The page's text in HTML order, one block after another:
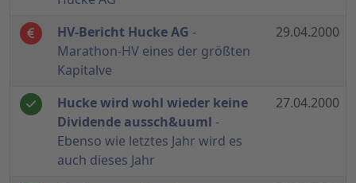
HV-Bericht Hucke AG -
Marathon-HV eines der größten
Kapitalve
29.04.2000
Hucke wird wohl wieder keine
Dividende aussch&uuml -
Ebenso wie letztes Jahr wird es
auch dieses Jahr
27.04.2000